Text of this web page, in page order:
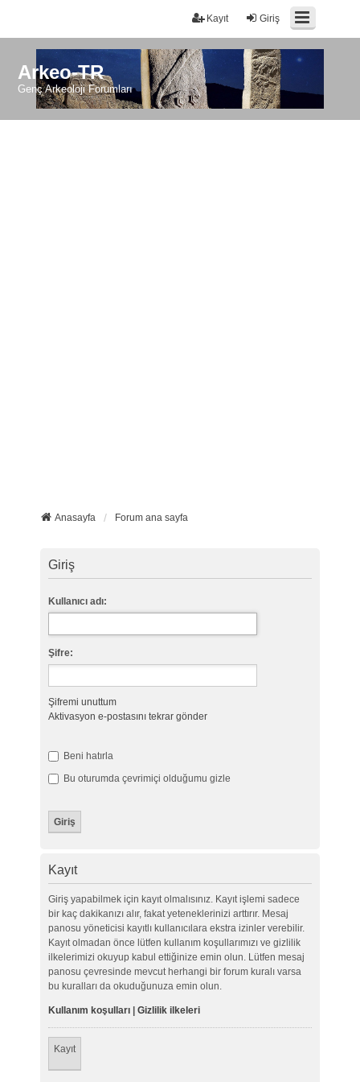
Giriş
Kayıt
Arkeo-TR
Genç Arkeoloji Forumları
Anasayfa Forum ana sayfa
Giriş
Kullanıcı adı:
Şifre:
Şifremi unuttum
Aktivasyon e-postasını tekrar gönder
Beni hatırla
Bu oturumda çevrimiçi olduğumu gizle
Kayıt
Giriş yapabilmek için kayıt olmalısınız. Kayıt işlemi sadece
bir kaç dakikanızı alır, fakat yeteneklerinizi arttırır. Mesaj
panosu yöneticisi kayıtlı kullanıcılara ekstra izinler verebilir.
Kayıt olmadan önce lütfen kullanım koşullarımızı ve gizlilik
ilkelerimizi okuyup kabul ettiğinize emin olun. Lütfen mesaj
panosu çevresinde mevcut herhangi bir forum kuralı varsa
bu kuralları da okuduğunuza emin olun.
Kullanım koşulları| Gizlilik ilkeleri
Kayıt